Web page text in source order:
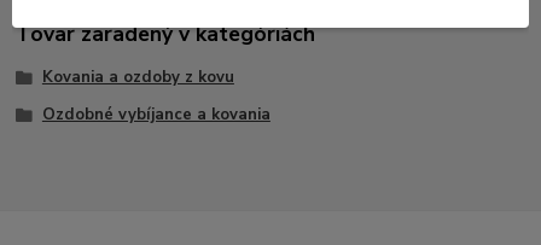
Tovar zaradený v kategóriách
Kovania a ozdoby z kovu
Ozdobné vybíjance a kovania